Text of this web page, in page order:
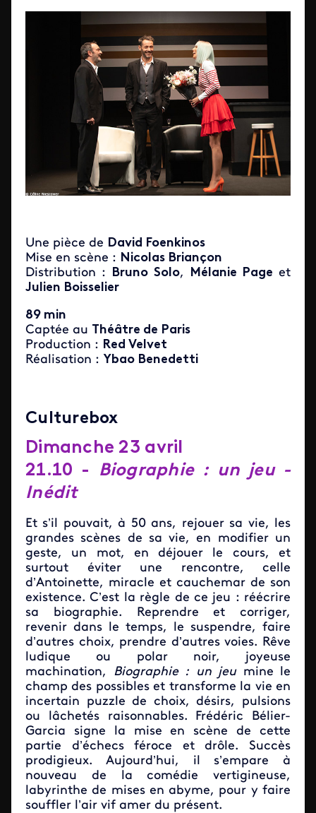
Une pièce de David Foenkinos
Mise en scène : Nicolas Briançon
Distribution :
Bruno Solo, Mélanie Page et
Julien Boisselier
89 min
Captée au Théâtre de Paris
Production : Red Velvet
Réalisation : Ybao Benedetti
Culturebox
Dimanche 23 avril
21.10 - Biographie : un jeu -
Inédit
Et s’il pouvait, à 50 ans, rejouer sa vie, les
grandes scènes de sa vie, en modifier un
geste, un mot, en déjouer le cours, et
surtout éviter une rencontre, celle
d’Antoinette, miracle et cauchemar de son
existence. C’est la règle de ce jeu : réécrire
sa biographie. Reprendre et corriger,
revenir dans le temps, le suspendre, faire
d’autres choix, prendre d’autres voies. Rêve
ludique ou polar noir, joyeuse
machination, Biographie : un jeumine le
champ des possibles et transforme la vie en
incertain puzzle de choix, désirs, pulsions
ou lâchetés raisonnables. Frédéric Bélier-
Garcia signe la mise en scène de cette
partie d’échecs féroce et drôle. Succès
prodigieux. Aujourd’hui, il s’empare à
nouveau de la comédie vertigineuse,
labyrinthe de mises en abyme, pour y faire
souffler l’air vif amer du présent.